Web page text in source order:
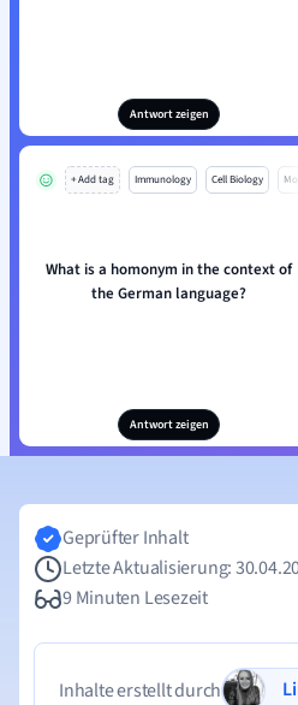
Antwort zeigen
+ Add tag Immunology Cell Biology Mo
What is a homonym in the context of
the German language?
Antwort zeigen
Geprüfter Inhalt
Letzte Aktualisierung:
9 Minuten Lesezeit
Inhalte erstellt durch